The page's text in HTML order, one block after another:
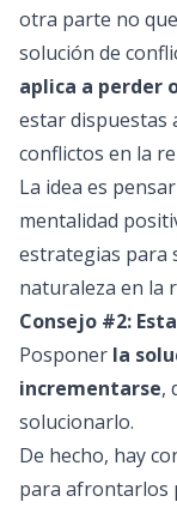
otra parte no
solución de
aplica a perder
estar dispuestas
conflictos en la
La idea es
mentalidad
estrategias para
naturaleza en la
Consejo #2:
Posponer la
incrementarse,
solucionarlo.
De hecho, hay
para afrontarlos